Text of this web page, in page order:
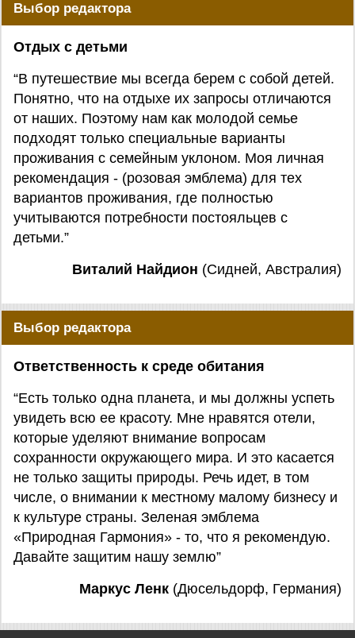
Выбор редактора
Отдых с детьми
“В путешествие мы всегда берем с собой детей.
Понятно, что на отдыхе их запросы отличаются
от наших. Поэтому нам как молодой семье
подходят только специальные варианты
проживания с семейным уклоном. Моя личная
рекомендация - (розовая эмблема) для тех
вариантов проживания, где полностью
учитываются потребности постояльцев с
детьми.”
Виталий Найдион (Сидней, Австралия)
Выбор редактора
Ответственность к среде обитания
“Есть только одна планета, и мы должны успеть
увидеть всю ее красоту. Мне нравятся отели,
которые уделяют внимание вопросам
сохранности окружающего мира. И это касается
не только защиты природы. Речь идет, в том
числе, о внимании к местному малому бизнесу и
к культуре страны. Зеленая эмблема
«Природная Гармония» - то, что я рекомендую.
Давайте защитим нашу землю”
Маркус Ленк (Дюсельдорф, Германия)